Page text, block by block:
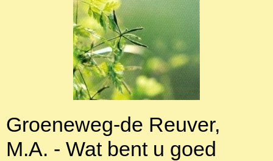
Groeneweg-de Reuver,
M.A. - Wat bent u goed